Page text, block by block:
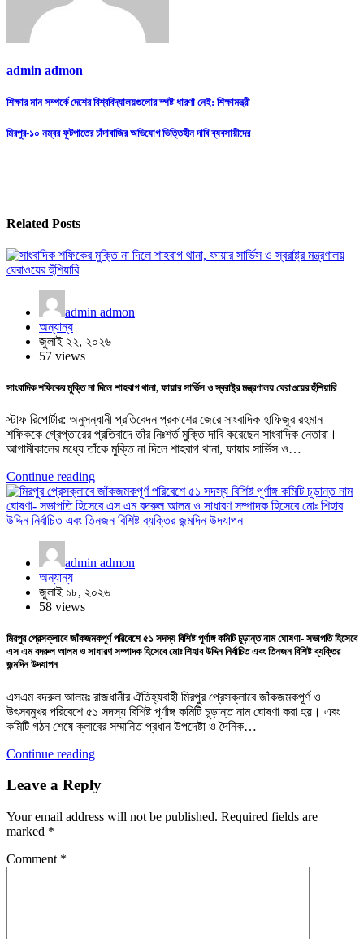
admin admon
Post
navigation
শিক্ষার মান সম্পর্কে দেশের বিশ্ববিদ্যালয়গুলোর স্পষ্ট ধারণা নেই: শিক্ষামন্ত্রী
মিরপুর-১০ নম্বর ফুটপাতের চাঁদাবাজির অভিযোগ ভিত্তিহীন দাবি ব্যবসায়ীদের
Related Posts
admin admon
অন্যান্য
জুলাই ২২, ২০২৬
57 views
সাংবাদিক শফিকের মুক্তি না দিলে শাহবাগ থানা, ফায়ার সার্ভিস ও স্বরাষ্ট্র মন্ত্রণালয় ঘেরাওয়ের হুঁশিয়ারি
স্টাফ রিপোর্টার: অনুসন্ধানী প্রতিবেদন প্রকাশের জেরে সাংবাদিক হাফিজুর রহমান
শফিককে গ্রেপ্তারের প্রতিবাদে তাঁর নিঃশর্ত মুক্তি দাবি করেছেন সাংবাদিক নেতারা।
আগামীকালের মধ্যে তাঁকে মুক্তি না দিলে শাহবাগ থানা, ফায়ার সার্ভিস ও…
Continue reading
admin admon
অন্যান্য
জুলাই ১৮, ২০২৬
58 views
মিরপুর প্রেসক্লাবে জাঁকজমকপূর্ণ পরিবেশে ৫১ সদস্য বিশিষ্ট পূর্ণাঙ্গ কমিটি চূড়ান্ত নাম ঘোষণা- সভাপতি হিসেবে
এস এম বদরুল আলম ও সাধারণ সম্পাদক হিসেবে মোঃ শিহাব উদ্দিন নির্বাচিত এবং তিনজন বিশিষ্ট ব্যক্তির
জন্মদিন উদযাপন
এসএম বদরুল আলমঃ রাজধানীর ঐতিহ্যবাহী মিরপুর প্রেসক্লাবে জাঁকজমকপূর্ণ ও
উৎসবমুখর পরিবেশে ৫১ সদস্য বিশিষ্ট পূর্ণাঙ্গ কমিটি চূড়ান্ত নাম ঘোষণা করা হয়। এবং
কমিটি গঠন শেষে ক্লাবের সম্মানিত প্রধান উপদেষ্টা ও দৈনিক…
Continue reading
Leave a Reply
Your email address will not be published. Required fields are
marked *
Comment *